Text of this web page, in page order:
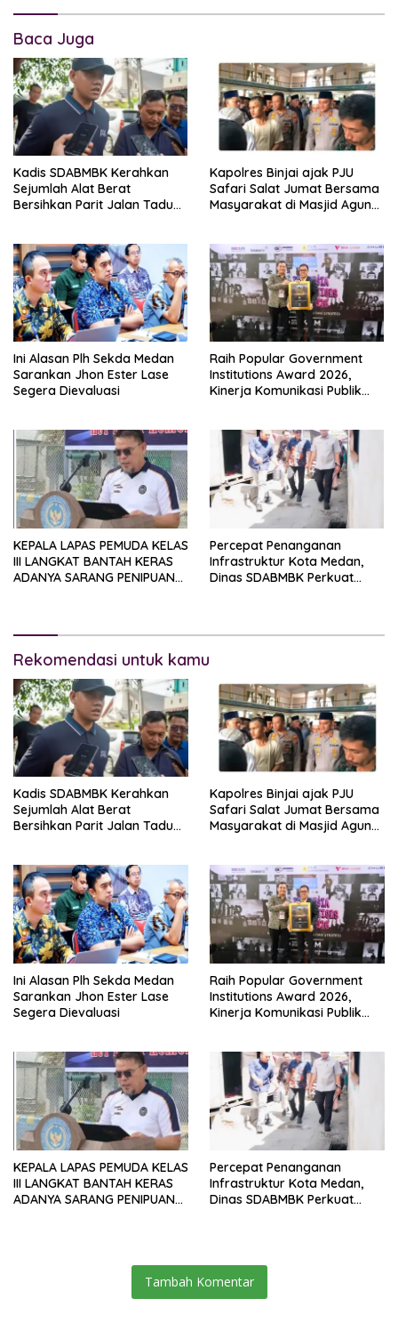
Baca Juga
Kadis SDABMBK Kerahkan
Sejumlah Alat Berat
Bersihkan Parit Jalan Taduan
Kapolres Binjai ajak PJU
Safari Salat Jumat Bersama
Masyarakat di Masjid Agung
Ini Alasan Plh Sekda Medan
Sarankan Jhon Ester Lase
Segera Dievaluasi
Raih Popular Government
Institutions Award 2026,
Kinerja Komunikasi Publik
KEPALA LAPAS PEMUDA KELAS
III LANGKAT BANTAH KERAS
ADANYA SARANG PENIPUAN
Percepat Penanganan
Infrastruktur Kota Medan,
Dinas SDABMBK Perkuat
Rekomendasi untuk kamu
Kadis SDABMBK Kerahkan
Sejumlah Alat Berat
Bersihkan Parit Jalan Taduan
Kapolres Binjai ajak PJU
Safari Salat Jumat Bersama
Masyarakat di Masjid Agung
Ini Alasan Plh Sekda Medan
Sarankan Jhon Ester Lase
Segera Dievaluasi
Raih Popular Government
Institutions Award 2026,
Kinerja Komunikasi Publik
KEPALA LAPAS PEMUDA KELAS
III LANGKAT BANTAH KERAS
ADANYA SARANG PENIPUAN
Percepat Penanganan
Infrastruktur Kota Medan,
Dinas SDABMBK Perkuat
Tambah Komentar